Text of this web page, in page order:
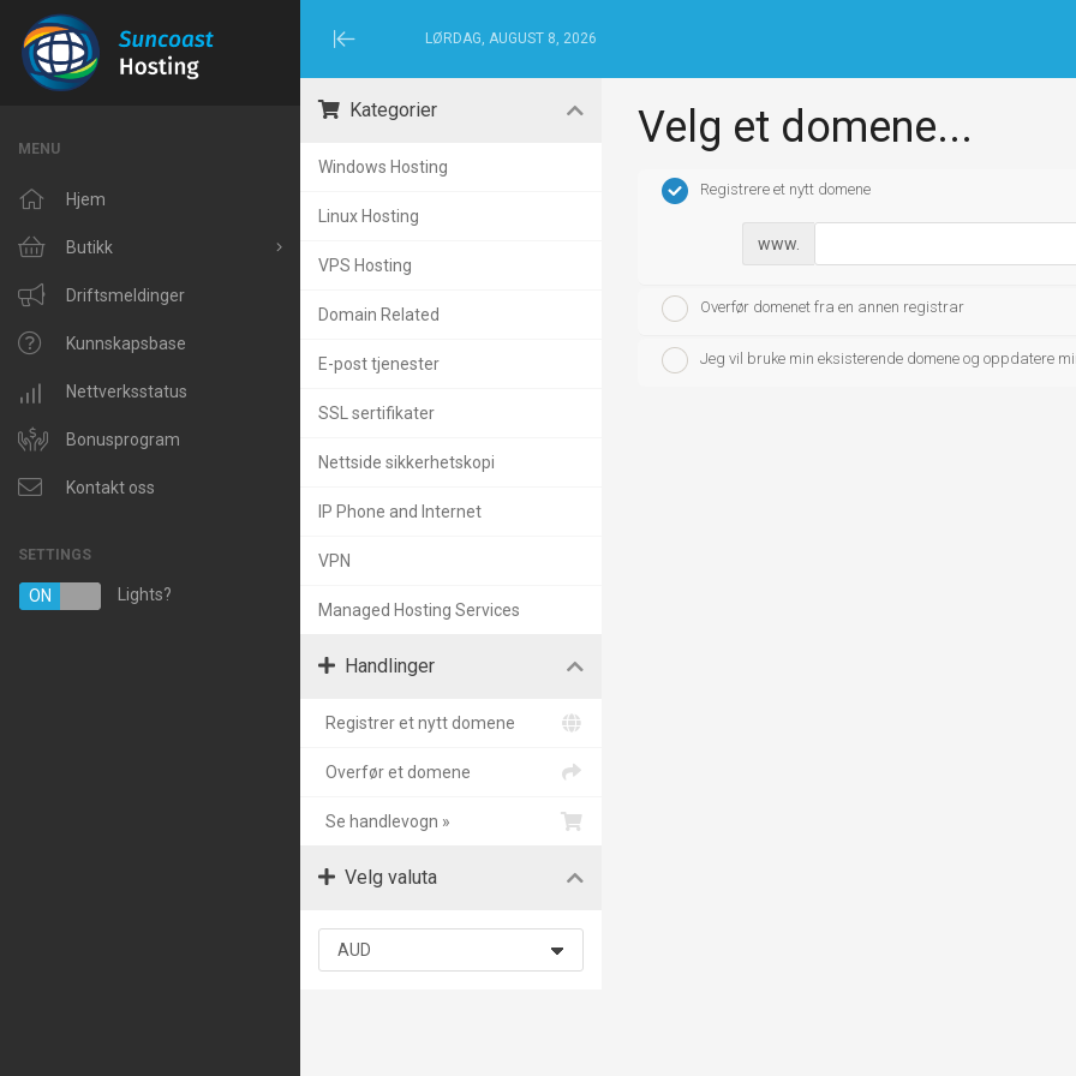
Minimize
Menu
LØRDAG, AUGUST 8, 2026
MENU
Hjem
Butikk
Bla gjennom alle
Windows Hosting
Linux Hosting
VPS Hosting
Domain Related
Managed Hosting Services
Driftsmeldinger
Kunnskapsbase
Nettverksstatus
Bonusprogram
Kontakt oss
SETTINGS
ON OFF
Lights?
Kategorier
Windows Hosting
Linux Hosting
VPS Hosting
Domain Related
E-post tjenester
SSL sertifikater
Nettside sikkerhetskopi
IP Phone and Internet
VPN
Managed Hosting Services
Handlinger
Registrer et nytt domene
Overfør et domene
Se handlevogn »
Velg valuta
Velg et domene...
Registrere et nytt domene
www.
Overfør domenet fra en annen registrar
Jeg vil bruke min eksisterende domene og oppdatere